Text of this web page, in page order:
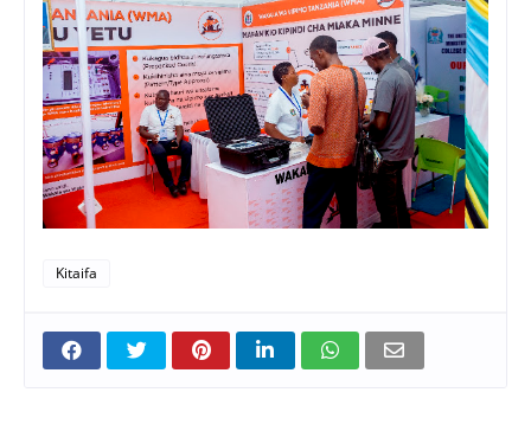
Kitaifa